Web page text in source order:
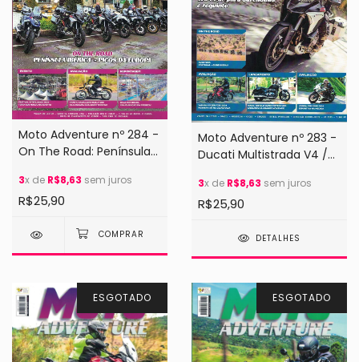
Moto Adventure nº 284 -
On The Road: Península
3x de R$8,63 sem juros
R$25,90
Moto Adventure nº 283 -
Ducati Multistrada V4 /
3x de R$8,63 sem juros
R$25,90
DETALHES
ESGOTADO ESGOTADO